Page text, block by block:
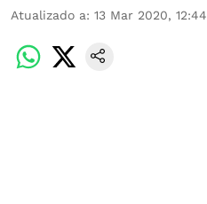
Atualizado a: 13 Mar 2020, 12:44